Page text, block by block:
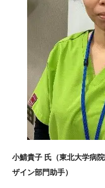
小鯖貴子 氏（東北大学病
ザイン部門助手）